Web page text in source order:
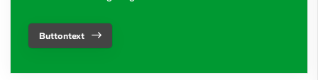
Buttontext